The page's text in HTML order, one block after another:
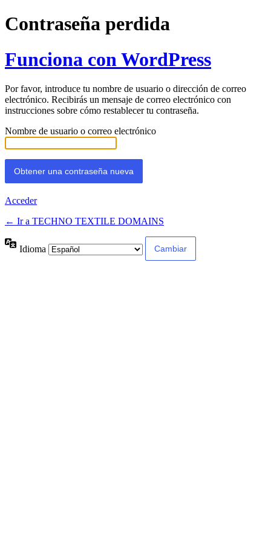
Contraseña perdida
Funciona con WordPress
Por favor, introduce tu nombre de usuario o dirección de correo
electrónico. Recibirás un mensaje de correo electrónico con
instrucciones sobre cómo restablecer tu contraseña.
Nombre de usuario o correo electrónico
Acceder
← Ir a TECHNO TEXTILE DOMAINS
Idioma